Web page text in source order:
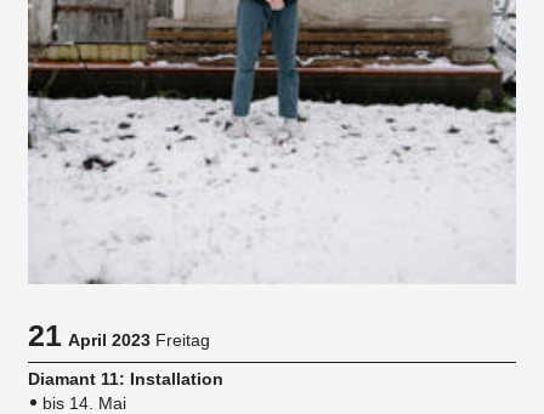
21April 2023 Freitag
Diamant 11: Installation
bis 14. Mai